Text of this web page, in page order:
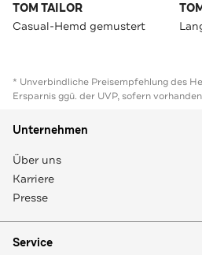
TOM TAILOR
Casual-Hemd gemustert
* Unverbindliche Preisempfehlung des
Ersparnis ggü. der UVP, sofern vorhanden
Unternehmen
Über uns
Karriere
Presse
Service